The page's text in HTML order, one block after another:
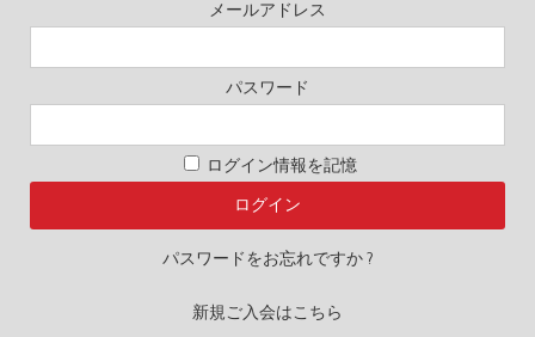
メールアドレス
パスワード
ログイン情報を記憶
パスワードをお忘れですか ?
新規ご入会はこちら